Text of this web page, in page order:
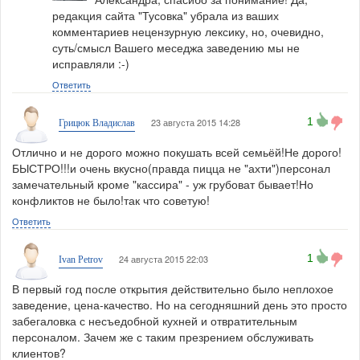
редакция сайта "Тусовка" убрала из ваших
комментариев нецензурную лексику, но, очевидно,
суть/смысл Вашего меседжа заведению мы не
исправляли :-)
Ответить
Грицюк Владислав 23 августа 2015 14:28 1
Отлично и не дорого можно покушать всей семьёй!Не дорого!
БЫСТРО!!!и очень вкусно(правда пицца не "ахти")персонал
замечательный кроме "кассира" - уж грубоват бывает!Но
конфликтов не было!так что советую!
Ответить
Ivan Petrov 24 августа 2015 22:03 1
В первый год после открытия действительно было неплохое
заведение, цена-качество. Но на сегодняшний день это просто
забегаловка с несъедобной кухней и отвратительным
персоналом. Зачем же с таким презрением обслуживать
клиентов?